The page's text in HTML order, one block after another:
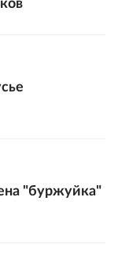
"буржуйка"